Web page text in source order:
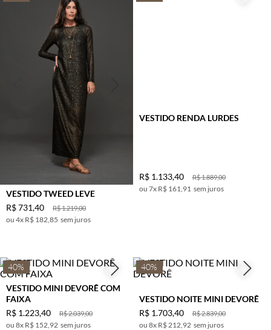
VESTIDO TWEED LEVE
R$1.219,00
R$731,40
4x R$ 182,85 sem juros
VESTIDO RENDA LURDES
R$1.889,00
R$ 1.133,40
7x R$ 161,91 sem juros
40%
VESTIDO MINI DEVORÊ COM
FAIXA
R$2.039,00
R$ 1.223,40
8x R$ 152,92 sem juros
40%
VESTIDO NOITE MINI DEVORÊ
R$2.839,00
R$ 1.703,40
8x R$ 212,92 sem juros